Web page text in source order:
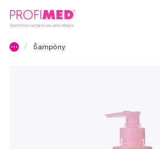
Šampóny